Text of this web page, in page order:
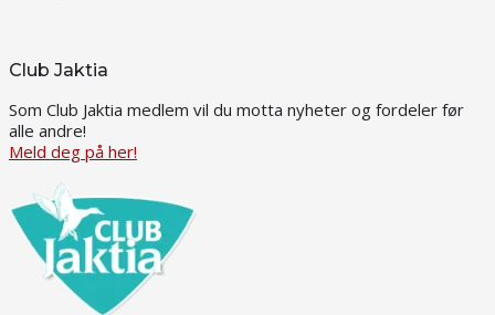
Club Jaktia
Som Club Jaktia medlem vil du motta nyheter og fordeler før
alle andre!
Meld deg på her!